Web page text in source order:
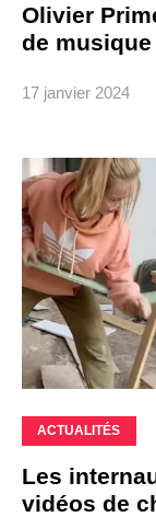
Olivier
de musique
17 janvier 2024
ACTUALITÉS
Les
vidéos de